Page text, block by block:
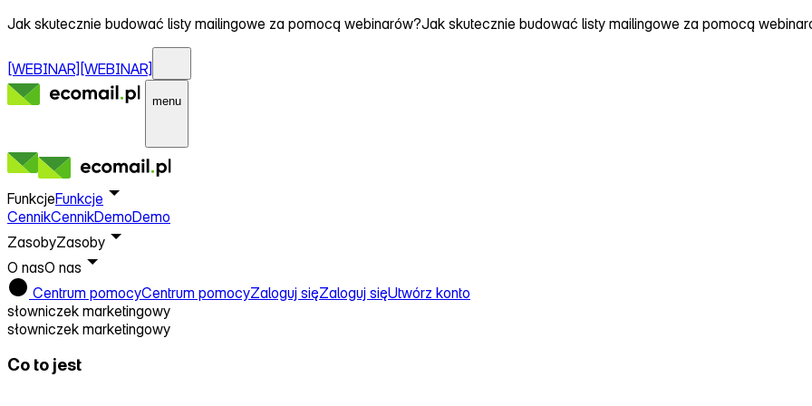
Jak skutecznie budować listy mailingowe za pomocą webinarów?Jak skutecznie budować listy mailingowe za pomocą
[WEBINAR] [WEBINAR]
menu
FunkcjeFunkcje
CennikCennikDemoDemo
ZasobyZasoby
O nasO nas
Centrum pomocyCentrum pomocyZaloguj sięZaloguj sięUtwórz konto
słowniczek marketingowy
słowniczek marketingowy
Co to jest